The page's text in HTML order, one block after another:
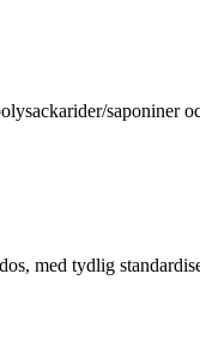
saponiner
med tydlig